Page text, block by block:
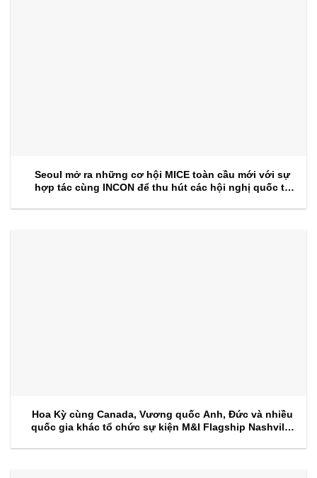
Seoul mở ra những cơ hội MICE toàn cầu mới với sự
hợp tác cùng INCON để thu hút các hội nghị quốc tế
Hoa Kỳ cùng Canada, Vương quốc Anh, Đức và nhiều
quốc gia khác tổ chức sự kiện M&I Flagship Nashville